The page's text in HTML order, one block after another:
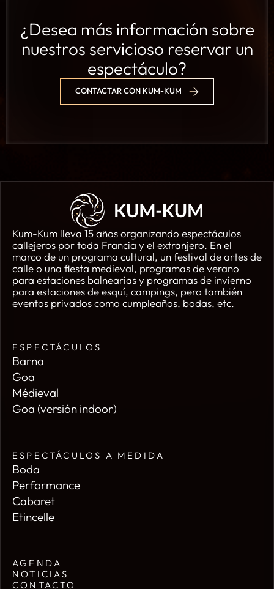
¿Desea más información sobre
nuestros servicioso reservar un
espectáculo?
CONTACTAR CON KUM-KUM
Kum-Kum lleva 15 años organizando espectáculos
callejeros por toda Francia y el extranjero. En el
marco de un programa cultural, un festival de artes de
calle o una fiesta medieval, programas de verano
para estaciones balnearias y programas de invierno
para estaciones de esquí, campings, pero también
eventos privados como cumpleaños, bodas, etc.
ESPECTÁCULOS
Barna
Goa
Médieval
Goa (versión indoor)
ESPECTÁCULOS A MEDIDA
Boda
Performance
Cabaret
Etincelle
AGENDA
NOTICIAS
CONTACTO